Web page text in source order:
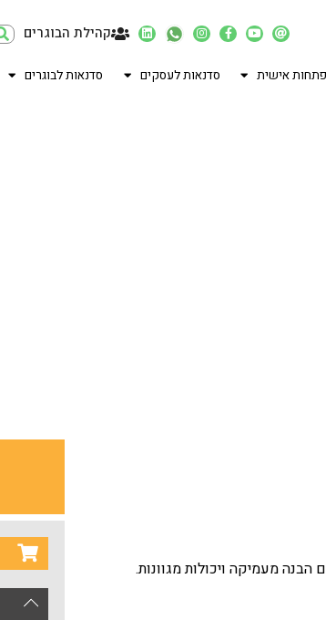
קהילת הבוגרים
אישית סדנאות לעסקים סדנאות לבוגרים
מעמיקה ויכולות מגוונות.